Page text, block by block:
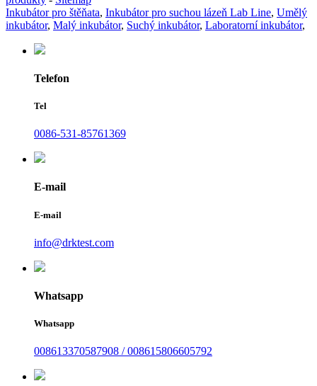
Inkubátor pro štěňata, Inkubátor pro suchou lázeň Lab Line, Umělý
inkubátor, Malý inkubátor, Suchý inkubátor, Laboratorní inkubátor,
Telefon
Tel
0086-531-85761369
E-mail
E-mail
info@drktest.com
Whatsapp
Whatsapp
008613370587908 / 008615806605792